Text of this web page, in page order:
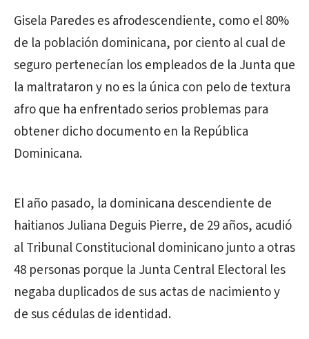
Gisela Paredes es afrodescendiente, como el 80%
de la población dominicana, por ciento al cual de
seguro pertenecían los empleados de la Junta que
la maltrataron y no es la única con pelo de textura
afro que ha enfrentado serios problemas para
obtener dicho documento en la República
Dominicana.
El año pasado, la dominicana descendiente de
haitianos Juliana Deguis Pierre, de 29 años, acudió
al Tribunal Constitucional dominicano junto a otras
48 personas porque la Junta Central Electoral les
negaba duplicados de sus actas de nacimiento y
de sus cédulas de identidad.